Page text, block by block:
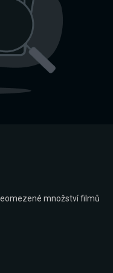
množství filmů